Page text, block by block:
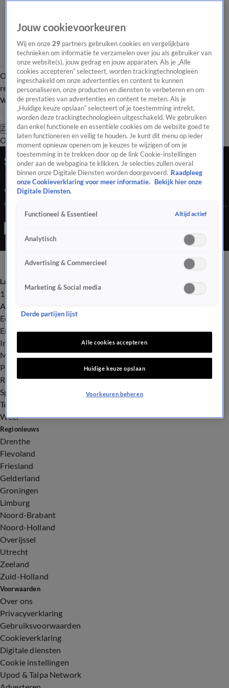
Overzicht Laatste nieuws Regionieuws Het beste van Hart
Tip de
redactie
Volg Hart van Nederland
Zoeken
OverzichtRegioUitzendingenWeerTip de redactiePanelVideo's
Sieneke blikt terug op Songfestivalperiode
17 mei 2026, 10:10
Voor Sieneke was het Eurovisie Songfestival de springplank
voor haar carrière. Bij Shownieuws blikt ze terug op die periode
en vertelt de zangeres of ze nog een keer mee zou willen doen
Laatste nieuws
112
Advies & Tips
Economie
Entertainment
Infrastructuur
Milieu en Gezondheid
Politiek
Royalty
Sport
Tech
Weer
Regionieuws
Drenthe
Flevoland
Friesland
Gelderland
Groningen
Limburg
Noord-Brabant
Noord-Holland
Overijssel
Utrecht
Zeeland
Zuid-Holland
Voorwaarden
Over ons
Privacyverklaring
Gebruiksvoorwaarden
Cookieverklaring
Digitale diensten
Cookie instellingen
Upod & Talpa Network
Jouw cookievoorkeuren
Wij en onze29 partners gebruiken cookies en vergelijkbare
technieken om informatie te verzamelen over jou als gebruiker van
onze website(s), jouw gedrag en jouw apparaten. Als je „Alle
cookies accepteren” selecteert, worden trackingtechnologieën
ingeschakeld om onze advertenties en content te kunnen
personaliseren, onze producten en diensten te verbeteren en om
de prestaties van advertenties en content te meten. Als je
„Huidige keuze opslaan” selecteert of je toestemming intrekt,
worden deze trackingtechnologieën uitgeschakeld. We gebruiken
dan enkel functionele en essentiële cookies om de website goed te
laten functioneren en veilig te houden. Je kunt dit menu op ieder
moment opnieuw openen om je keuzes te wijzigen of om je
toestemming in te trekken door op de link Cookie-instellingen
onder aan de webpagina te klikken. Je selecties zullen overal
binnen onze Digitale Diensten worden doorgevoerd. Raadpleeg
onze Cookieverklaring voor meer informatie.
Bekijk hier onze
Digitale Diensten.
Functioneel & Essentieel Altijd actief
Analytisch
Advertising & Commercieel
Marketing & Social media
Derde partijen lijst
Alle cookies accepteren
Huidige keuze opslaan
Voorkeuren beheren